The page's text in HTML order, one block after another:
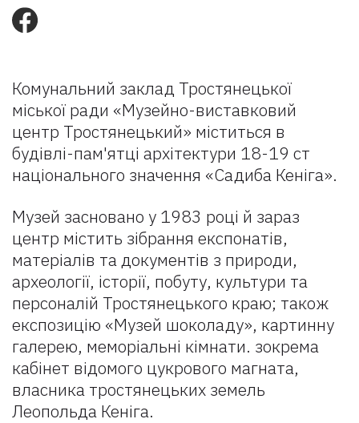
Комунальний заклад Тростянецької
міської ради «Музейно-виставковий
центр Тростянецький» міститься в
будівлі-пам'ятці архітектури 18-19 ст
національного значення «Садиба Кеніга».
Музей засновано у 1983 році й зараз
центр містить зібрання експонатів,
матеріалів та документів з природи,
археології, історії, побуту, культури та
персоналій Тростянецького краю; також
експозицію «Музей шоколаду», картинну
галерею, меморіальні кімнати. зокрема
кабінет відомого цукрового магната,
власника тростянецьких земель
Леопольда Кеніга.